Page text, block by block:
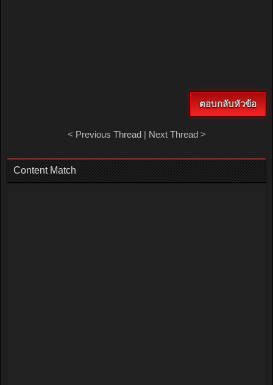
ตอบกลับหัวข้อ
< Previous Thread| Next Thread>
Content Match